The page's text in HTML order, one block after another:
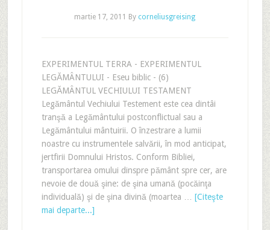
martie 17, 2011 By corneliusgreising
EXPERIMENTUL TERRA - EXPERIMENTUL
LEGĂMÂNTULUI - Eseu biblic - (6)
LEGĂMÂNTUL VECHIULUI TESTAMENT
Legământul Vechiului Testement este cea dintâi
tranşă a Legământului postconflictual sau a
Legământului mântuirii. O înzestrare a lumii
noastre cu instrumentele salvării, în mod anticipat,
jertfirii Domnului Hristos. Conform Bibliei,
transportarea omului dinspre pământ spre cer, are
nevoie de două şine: de şina umană (pocăinţa
individuală) şi de şina divină (moartea … [Citeşte
mai departe...]